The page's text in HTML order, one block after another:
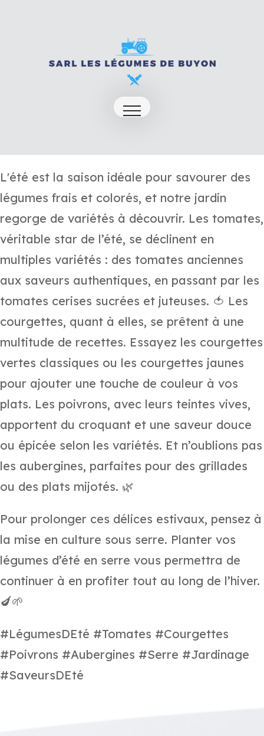
L'été est la saison idéale pour savourer des
légumes frais et colorés, et notre jardin
regorge de variétés à découvrir. Les tomates,
véritable star de l’été, se déclinent en
multiples variétés : des tomates anciennes
aux saveurs authentiques, en passant par les
tomates cerises sucrées et juteuses. 🍅 Les
courgettes, quant à elles, se prêtent à une
multitude de recettes. Essayez les courgettes
vertes classiques ou les courgettes jaunes
pour ajouter une touche de couleur à vos
plats. Les poivrons, avec leurs teintes vives,
apportent du croquant et une saveur douce
ou épicée selon les variétés. Et n’oublions pas
les aubergines, parfaites pour des grillades
ou des plats mijotés. 🌿
Pour prolonger ces délices estivaux, pensez à
la mise en culture sous serre. Planter vos
légumes d’été en serre vous permettra de
continuer à en profiter tout au long de l’hiver.
🍆🌱
#LégumesDEté #Tomates #Courgettes
#Poivrons #Aubergines #Serre #Jardinage
#SaveursDEté